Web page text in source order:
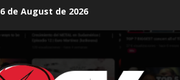
6 de August de 2026